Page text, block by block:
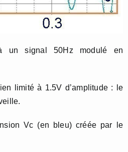
un signal 50Hz modulé en
limité à 1.5V d’amplitude : le
Vc (en bleu) créée par le